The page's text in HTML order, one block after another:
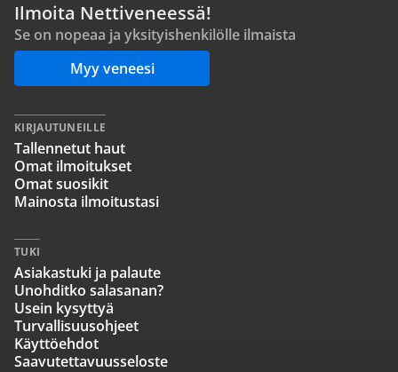
Ilmoita Nettiveneessä!
Se on nopeaa ja yksityishenkilölle ilmaista
Myy veneesi
KIRJAUTUNEILLE
Tallennetut haut
Omat ilmoitukset
Omat suosikit
Mainosta ilmoitustasi
TUKI
Asiakastuki ja palaute
Unohditko salasanan?
Usein kysyttyä
Turvallisuusohjeet
Käyttöehdot
Saavutettavuusseloste